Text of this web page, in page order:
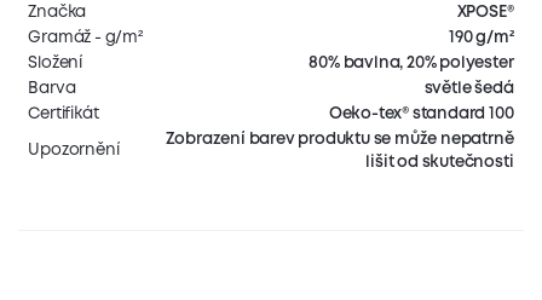
Značka
XPOSE®
Gramáž - g/m²
190 g/m²
Složení
80% bavlna, 20% polyester
Barva
světle šedá
Certifikát
Oeko-tex® standard 100
Upozornění
Zobrazení barev produktu se může nepatrně
lišit od skutečnosti